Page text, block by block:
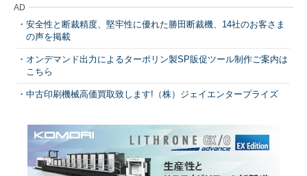
AD
安全性と断裁精度、堅牢性に優れた勝田断裁機、14社のお客さま
の声を掲載
オンデマンド出力によるターポリン製SP販促ツール制作ご案内は
こちら
中古印刷機械高価買取致します!（株）ジェイエンタープライズ